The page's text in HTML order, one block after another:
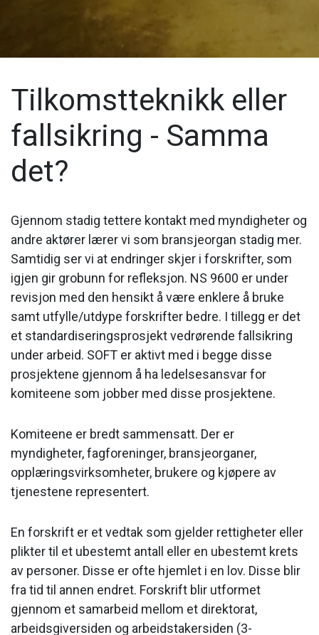
Tilkomstteknikk eller
fallsikring - Samma
det?
Gjennom stadig tettere kontakt med myndigheter og
andre aktører lærer vi som bransjeorgan stadig mer.
Samtidig ser vi at endringer skjer i forskrifter, som
igjen gir grobunn for refleksjon. NS 9600 er under
revisjon med den hensikt å være enklere å bruke
samt utfylle/utdype forskrifter bedre. I tillegg er det
et standardiseringsprosjekt vedrørende fallsikring
under arbeid. SOFT er aktivt med i begge disse
prosjektene gjennom å ha ledelsesansvar for
komiteene som jobber med disse prosjektene.
Komiteene er bredt sammensatt. Der er
myndigheter, fagforeninger, bransjeorganer,
opplæringsvirksomheter, brukere og kjøpere av
tjenestene representert.
En forskrift er et vedtak som gjelder rettigheter eller
plikter til et ubestemt antall eller en ubestemt krets
av personer. Disse er ofte hjemlet i en lov. Disse blir
fra tid til annen endret. Forskrift blir utformet
gjennom et samarbeid mellom et direktorat,
arbeidsgiversiden og arbeidstakersiden (3-